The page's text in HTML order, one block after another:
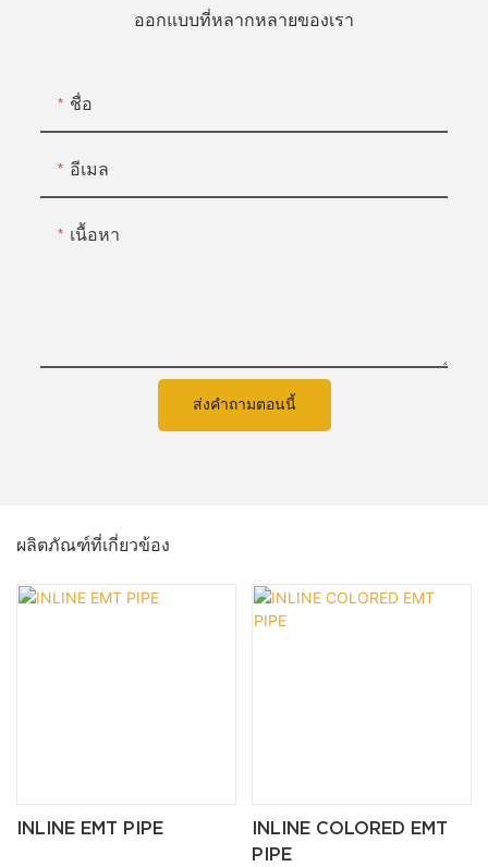
ออกแบบที่หลากหลายของเรา
ชื่อ
อีเมล
เนื้อหา
ส่งคำถามตอนนี้
ผลิตภัณฑ์ที่เกี่ยวข้อง
INLINE EMT PIPE
INLINE COLORED EMT
PIPE